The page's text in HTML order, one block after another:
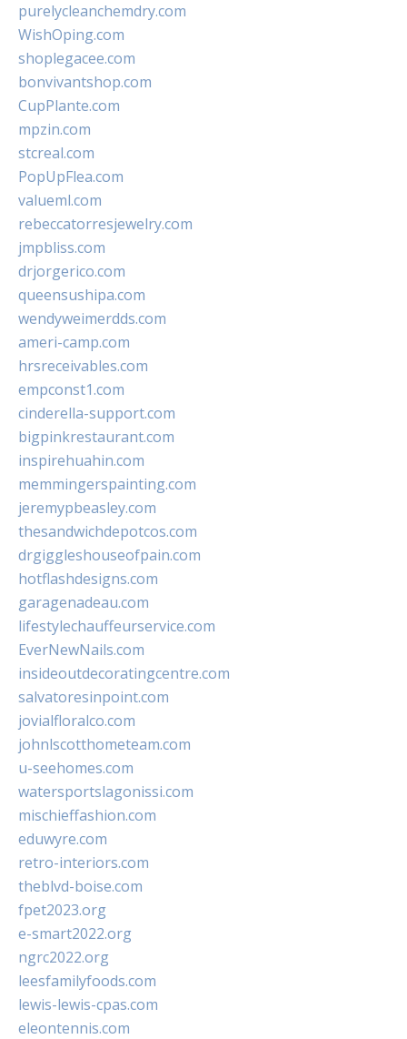
purelycleanchemdry.com
WishOping.com
shoplegacee.com
bonvivantshop.com
CupPlante.com
mpzin.com
stcreal.com
PopUpFlea.com
valueml.com
rebeccatorresjewelry.com
jmpbliss.com
drjorgerico.com
queensushipa.com
wendyweimerdds.com
ameri-camp.com
hrsreceivables.com
empconst1.com
cinderella-support.com
bigpinkrestaurant.com
inspirehuahin.com
memmingerspainting.com
jeremypbeasley.com
thesandwichdepotcos.com
drgiggleshouseofpain.com
hotflashdesigns.com
garagenadeau.com
lifestylechauffeurservice.com
EverNewNails.com
insideoutdecoratingcentre.com
salvatoresinpoint.com
jovialfloralco.com
johnlscotthometeam.com
u-seehomes.com
watersportslagonissi.com
mischieffashion.com
eduwyre.com
retro-interiors.com
theblvd-boise.com
fpet2023.org
e-smart2022.org
ngrc2022.org
leesfamilyfoods.com
lewis-lewis-cpas.com
eleontennis.com